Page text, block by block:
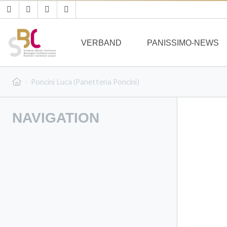
VERBAND PANISSIMO-NEWS
Poncini Luca (Panetteria Poncini)
NAVIGATION